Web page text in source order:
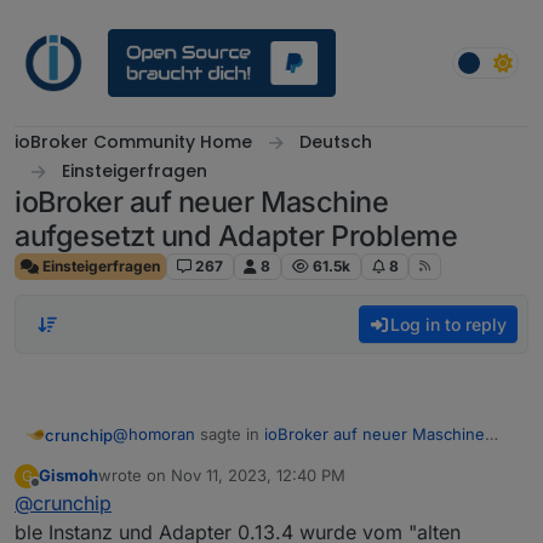
ioBroker Community Home
Deutsch
Einsteigerfragen
ioBroker auf neuer Maschine
aufgesetzt und Adapter Probleme
Einsteigerfragen 267 8 61.5k 8
Log in to reply
crunchip@homoran sagte in ioBroker auf neuer Maschine
G Gismohwrote on Nov 11, 2023, 12:40 PM
last edited by
@crunchip
ble Instanz und Adapter 0.13.4 wurde vom "alten